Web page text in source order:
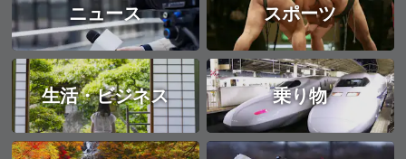
ニュース スポーツ
生活・ビジネス 乗り物